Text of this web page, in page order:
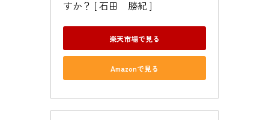
すか？ [ 石田　勝紀 ]
楽天市場で見る
Amazonで見る